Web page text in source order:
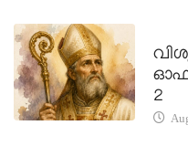
ഓഫ്
2